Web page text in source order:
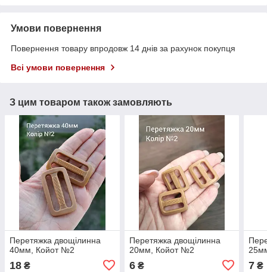
Умови повернення
Повернення товару впродовж 14 днів за рахунок покупця
Всі умови повернення
З цим товаром також замовляють
Перетяжка двощілинна
40мм, Койот №2
18 ₴
Перетяжка двощілинна
20мм, Койот №2
6₴ 7 ₴